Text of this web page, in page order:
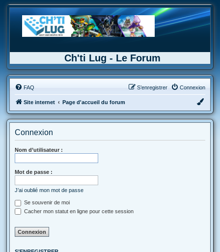
Ch'ti Lug - Le Forum
FAQ Connexion
S’enregistrer
Site internet Page d'accueil du forum
Connexion
Nom d’utilisateur :
Mot de passe :
J’ai oublié mon mot de passe
Se souvenir de moi
Cacher mon statut en ligne pour cette session